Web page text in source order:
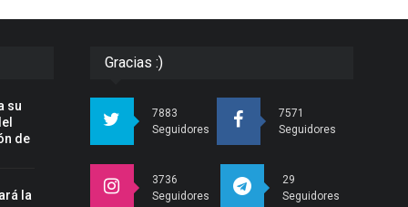
su
de
la
Gracias :)
7883
Seguidores
7571
Seguidores
3736
Seguidores
29
Seguidores